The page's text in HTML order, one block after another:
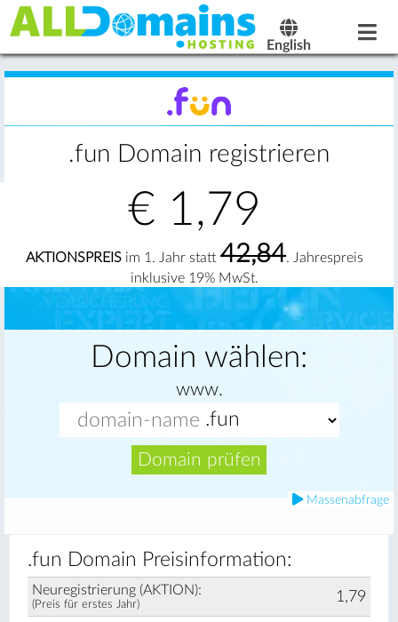
English
.fun Domain registrieren
€ 1,79
AKTIONSPREIS im 1. Jahr statt 42,84. Jahrespreis
inklusive 19% MwSt.
Domain wählen:
www.
Domain prüfen
Massenabfrage
.fun Domain Preisinformation:
Neuregistrierung (AKTION):
(Preis für erstes Jahr) 1,79